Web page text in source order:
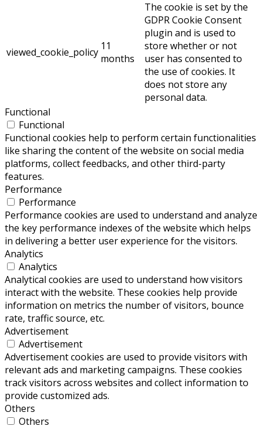
viewed_cookie_policy 11
months
The cookie is set by the
GDPR Cookie Consent
plugin and is used to
store whether or not
user has consented to
the use of cookies. It
does not store any
personal data.
Functional
Functional
Functional cookies help to perform certain functionalities
like sharing the content of the website on social media
platforms, collect feedbacks, and other third-party
features.
Performance
Performance
Performance cookies are used to understand and analyze
the key performance indexes of the website which helps
in delivering a better user experience for the visitors.
Analytics
Analytics
Analytical cookies are used to understand how visitors
interact with the website. These cookies help provide
information on metrics the number of visitors, bounce
rate, traffic source, etc.
Advertisement
Advertisement
Advertisement cookies are used to provide visitors with
relevant ads and marketing campaigns. These cookies
track visitors across websites and collect information to
provide customized ads.
Others
Others